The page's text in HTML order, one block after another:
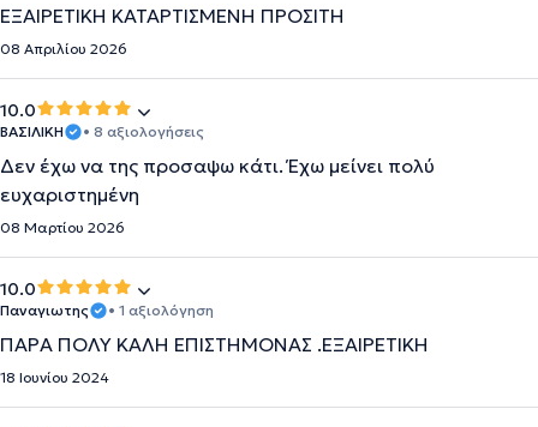
ΕΞΑΙΡΕΤΙΚΗ ΚΑΤΑΡΤΙΣΜΕΝΗ ΠΡΟΣΙΤΗ
08 Απριλίου 2026
10.0
ΒΑΣΙΛΙΚΗ • 8 αξιολογήσεις
Δεν έχω να της προσαψω κάτι. Έχω μείνει πολύ
ευχαριστημένη
08 Μαρτίου 2026
10.0
Παναγιωτης • 1 αξιολόγηση
ΠΑΡΑ ΠΟΛΥ ΚΑΛΗ ΕΠΙΣΤΗΜΟΝΑΣ .ΕΞΑΙΡΕΤΙΚΉ
18 Ιουνίου 2024